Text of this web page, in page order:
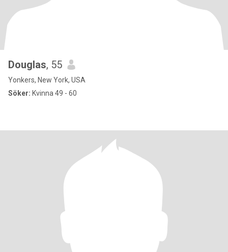
Douglas, 55
Yonkers, New York, USA
Söker: Kvinna 49 - 60